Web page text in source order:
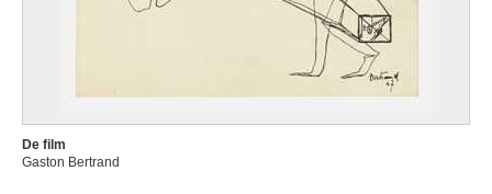
De film
Gaston Bertrand